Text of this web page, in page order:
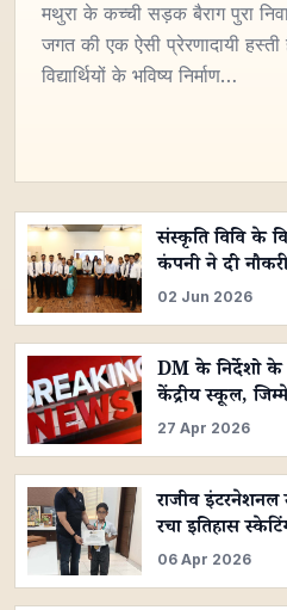
मथुरा के कच्ची सड़क बैराग पुरा
जगत की एक ऐसी प्रेरणादायी
विद्यार्थियों के भविष्य निर्माण…
संस्कृति विवि के
कंपनी ने दी नौकरी
02 Jun 2026
DM के निर्देशो
केंद्रीय स्कूल,
27 Apr 2026
राजीव इंटरनेशनल
रचा इतिहास
06 Apr 2026